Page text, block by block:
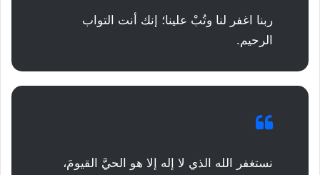
ربنا اغفر لنا وتُبْ علينا؛ إنك أنت التواب
الرحيم.
نستغفر الله الذي لا إله إلا هو الحيَّ القيومَ،